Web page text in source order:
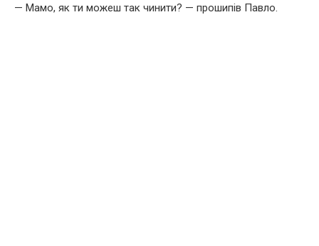
— Мамо, як ти можеш так чинити? — прошипів Павло.